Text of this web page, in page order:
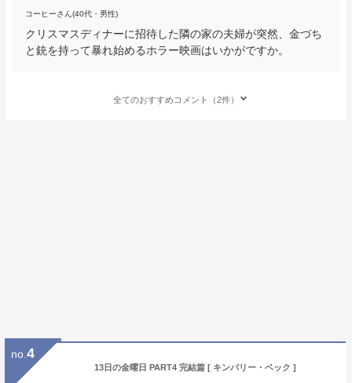
コーヒーさん(40代・男性)
クリスマスディナーに招待した隣の家の夫婦が突然、金づち
と銃を持って暴れ始めるホラー映画はいかがですか。
全てのおすすめコメント（2件）
no. 4
13日の金曜日 PART4 完結篇 [ キンバリー・ベック ]